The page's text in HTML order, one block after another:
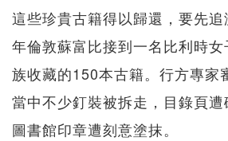
這些珍貴古籍得以歸還，要先
年倫敦蘇富比接到一名比利時
族收藏的150本古籍。行方專家
當中不少釘裝被拆走，目錄頁
圖書館印章遭刻意塗抹。